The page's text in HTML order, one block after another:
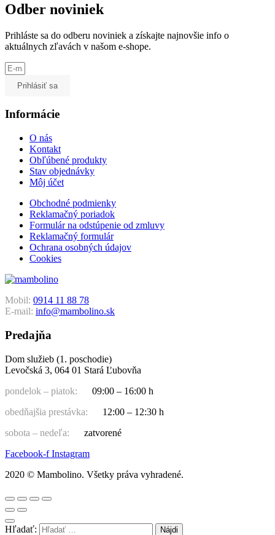
Odber noviniek
Prihláste sa do odberu noviniek a získajte najnovšie info o
aktuálnych zľavách v našom e-shope.
Prihlásiť sa
Informácie
O nás
Kontakt
Obľúbené produkty
Stav objednávky
Môj účet
Obchodné podmienky
Reklamačný poriadok
Formulár na odstúpenie od zmluvy
Reklamačný formulár
Ochrana osobných údajov
Cookies
Mobil: 0914 11 88 78
E-mail: info@mambolino.sk
Predajňa
Dom služieb (1. poschodie)
Levočská 3, 064 01 Stará Ľubovňa
pondelok – piatok:
09:00 – 16:00 h
obedňajšia prestávka:
12:00 – 12:30 h
sobota – nedeľa:
zatvorené
Facebook-f Instagram
2020 © Mambolino. Všetky práva vyhradené.
Hľadať: